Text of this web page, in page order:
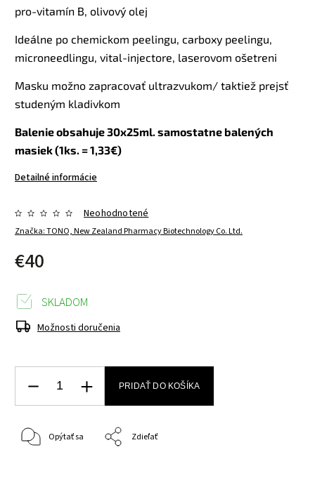
pro-vitamín B, olivový olej
Ideálne po chemickom peelingu, carboxy peelingu,
microneedlingu, vital-injectore, laserovom ošetreni
Masku možno zapracovať ultrazvukom/ taktiež prejsť
studeným kladivkom
Balenie obsahuje 30x25ml. samostatne balených
masiek (1ks. = 1,33€)
Detailné informácie
Značka:TONO, New Zealand Pharmacy Biotechnology Co. Ltd.
Neohodnotené
€40
SKLADOM
Možnosti doručenia
PRIDAŤ DO KOŠÍKA
Opýtať sa Zdieľať